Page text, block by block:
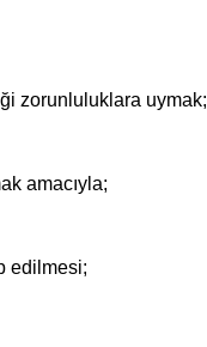
zorunluluklara uymak;
amacıyla;
edilmesi;